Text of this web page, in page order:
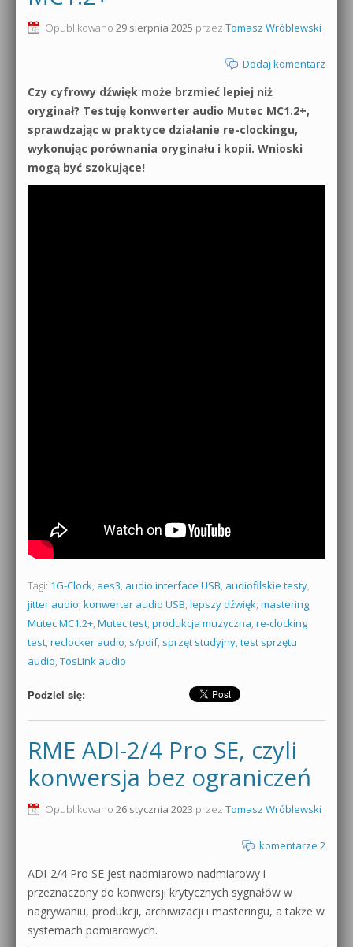
Produkcja muzyczna od podstaw
Sound Forge od podstaw
Dubstep z syntezatorem Massive
Kontakt 5 Kompendium
0dB.pl - informacje
Materiały dla mediów
Archiwum aktualności
Polityka prywatności
Opublikowano 29 sierpnia 2025 przez Tomasz Wróblewski
Dodaj komentarz
Czy cyfrowy dźwięk może brzmieć lepiej niż
oryginał? Testuję konwerter audio Mutec MC1.2+,
sprawdzając w praktyce działanie re-clockingu,
wykonując porównania oryginału i kopii. Wnioski
mogą być szokujące!
Tagi: 1G-Clock, aes3, audio interface USB, audiofilskie testy,
jitter audio, konwerter audio USB, lepszy dźwięk, mastering,
Mutec MC1.2+, Mutec test, produkcja muzyczna, re-clocking
test, reclocker audio, s/pdif, sprzęt studyjny, test sprzętu
audio, TosLink audio
Podziel się:
RME ADI-2/4 Pro SE, czyli
konwersja bez ograniczeń
Opublikowano 26 stycznia 2023 przez Tomasz Wróblewski
komentarze 2
ADI-2/4 Pro SE jest nadmiarowo nadmiarowy i
przeznaczony do konwersji krytycznych sygnałów w
nagrywaniu, produkcji, archiwizacji i masteringu, a także w
systemach pomiarowych.